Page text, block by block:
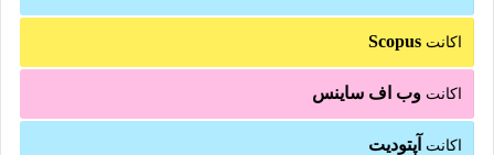
اکانت Scopus
اکانت وب اف ساینس
اکانت آپتودیت